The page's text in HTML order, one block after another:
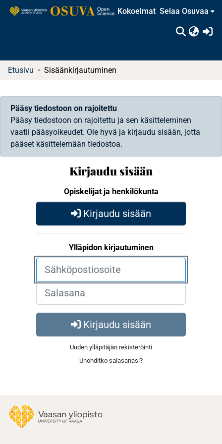
Kokoelmat Selaa Osuvaa
Etusivu Sisäänkirjautuminen
Pääsy tiedostoon on rajoitettu
Pääsy tiedostoon on rajoitettu ja sen käsitteleminen
vaatii pääsyoikeudet. Ole hyvä ja kirjaudu sisään, jotta
pääset käsittelemään tiedostoa.
Kirjaudu sisään
Opiskelijat ja henkilökunta
Kirjaudu sisään
Ylläpidon kirjautuminen
Kirjaudu sisään
Uuden ylläpitäjän rekisteröinti
Unohditko salasanasi?